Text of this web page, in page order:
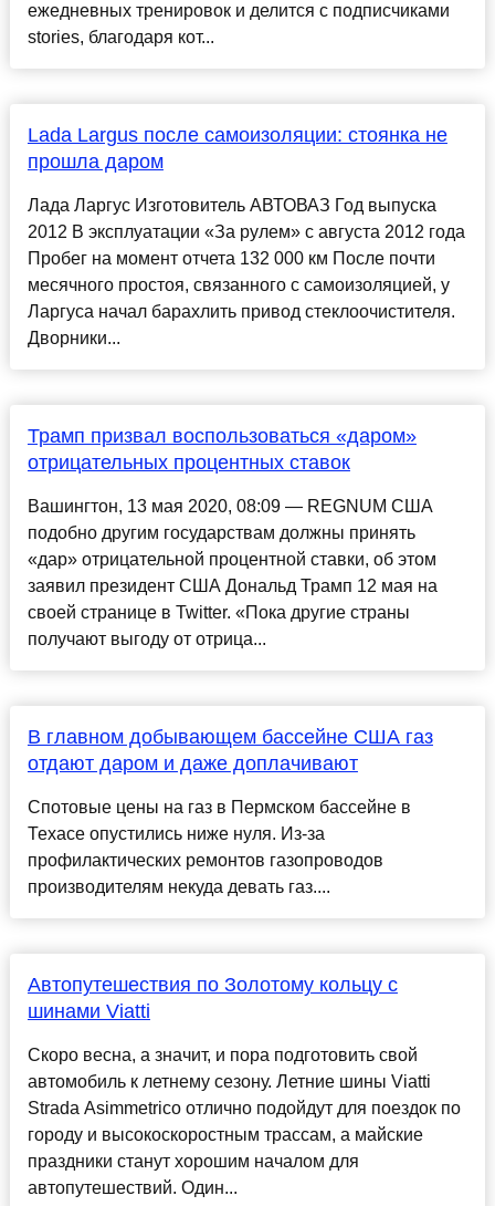
ежедневных тренировок и делится с подписчиками
stories, благодаря кот...
Lada Largus после самоизоляции: стоянка не
прошла даром
Лада Ларгус Изготовитель АВТОВАЗ Год выпуска
2012 В эксплуатации «За рулем» с августа 2012 года
Пробег на момент отчета 132 000 км После почти
месячного простоя, связанного с самоизоляцией, у
Ларгуса начал барахлить привод стеклоочистителя.
Дворники...
Трамп призвал воспользоваться «даром»
отрицательных процентных ставок
Вашингтон, 13 мая 2020, 08:09 — REGNUM США
подобно другим государствам должны принять
«дар» отрицательной процентной ставки, об этом
заявил президент США Дональд Трамп 12 мая на
своей странице в Twitter. «Пока другие страны
получают выгоду от отрица...
В главном добывающем бассейне США газ
отдают даром и даже доплачивают
Спотовые цены на газ в Пермском бассейне в
Техасе опустились ниже нуля. Из-за
профилактических ремонтов газопроводов
производителям некуда девать газ....
Автопутешествия по Золотому кольцу с
шинами Viatti
Скоро весна, а значит, и пора подготовить свой
автомобиль к летнему сезону. Летние шины Viatti
Strada Asimmetrico отлично подойдут для поездок по
городу и высокоскоростным трассам, а майские
праздники станут хорошим началом для
автопутешествий. Один...